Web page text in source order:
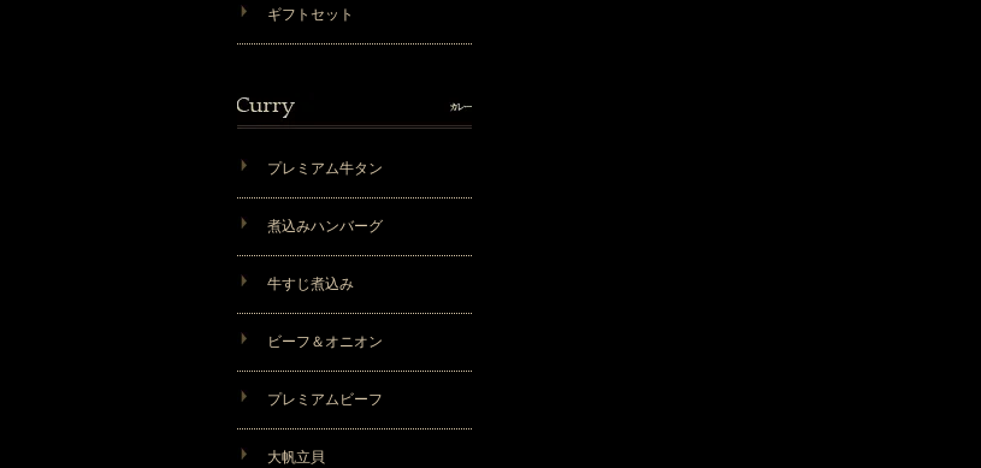
ギフトセット
プレミアム牛タン
煮込みハンバーグ
牛すじ煮込み
ビーフ＆オニオン
プレミアムビーフ
大帆立貝